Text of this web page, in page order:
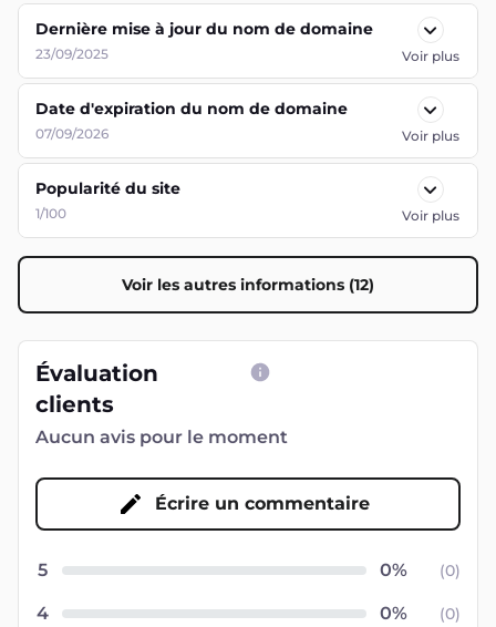
Dernière mise à jour du nom de domaine
23/09/2025 Voir plus
Date d'expiration du nom de domaine
07/09/2026 Voir plus
Popularité du site
1/100 Voir plus
Voir les autres informations (12)
Évaluation
clients
Aucun avis pour le moment
Écrire un commentaire
5 (0)
4 (0)